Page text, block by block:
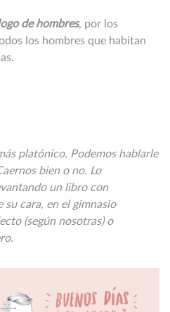
de hombres, por los
los hombres que habitan
platónico. Podemos hablarle
bien o no. Lo
un libro con
su cara, en el gimnasio
(según nosotras) o